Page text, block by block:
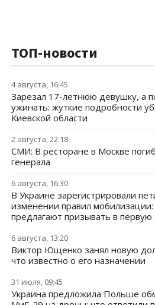
ТОП-новости
4 августа, 16:45
Зарезал 17-летнюю девушку, а
ужинать: жуткие подробности
Киевской области
2 августа, 22:18
СМИ: В ресторане в Москве
генерала
6 августа, 16:30
В Украине зарегистрировали
изменении правил мобилизации:
предлагают призывать в
6 августа, 13:20
Виктор Ющенко занял новую
что известно о его назначении
31 июля, 09:45
Украина предложила Польше